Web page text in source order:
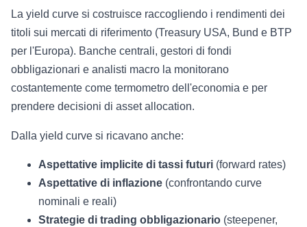
La yield curve si costruisce raccogliendo i rendimenti dei
titoli sui mercati di riferimento (Treasury USA, Bund e BTP
per l'Europa). Banche centrali, gestori di fondi
obbligazionari e analisti macro la monitorano
costantemente come termometro dell'economia e per
prendere decisioni di asset allocation.
Dalla yield curve si ricavano anche:
Aspettative implicite di tassi futuri (forward rates)
Aspettative di inflazione (confrontando curve
nominali e reali)
Strategie di trading obbligazionario (steepener,